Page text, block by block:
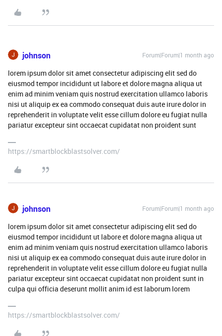
johnson Forum|Forum|1 month ago
lorem ipsum dolor sit amet consectetur adipiscing elit sed do
eiusmod tempor incididunt ut labore et dolore magna aliqua ut
enim ad minim veniam quis nostrud exercitation ullamco laboris
nisi ut aliquip ex ea commodo consequat duis aute irure dolor in
reprehenderit in voluptate velit esse cillum dolore eu fugiat nulla
pariatur excepteur sint occaecat cupidatat non proident sunt
https://smartblockblastsolver.com/
johnson Forum|Forum|1 month ago
lorem ipsum dolor sit amet consectetur adipiscing elit sed do
eiusmod tempor incididunt ut labore et dolore magna aliqua ut
enim ad minim veniam quis nostrud exercitation ullamco laboris
nisi ut aliquip ex ea commodo consequat duis aute irure dolor in
reprehenderit in voluptate velit esse cillum dolore eu fugiat nulla
pariatur excepteur sint occaecat cupidatat non proident sunt in
culpa qui officia deserunt mollit anim id est laborum lorem
https://smartblockblastsolver.com/